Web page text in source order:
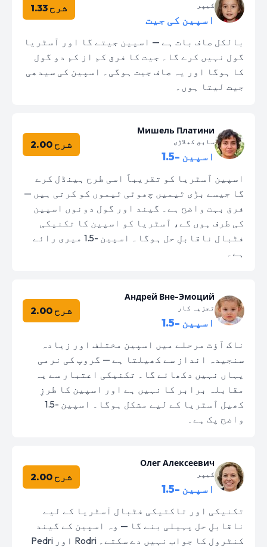
کیپر
اسپین کی جیت
شرح 1.33
بالکل صاف بات ہے — اسپین جیتے گا اور آسٹریا
گول نہیں کرے گا۔ جیت کا فرق کم از کم دو گول
کا ہوگا اور یہ صاف جیت ہوگی۔ اسپین کی سیدھی
جیت لیتا ہوں۔
Мишель Платини
سابق کھلاڑی
اسپین -1.5
شرح 2.00
اسپین آسٹریا کو تقریباً اسی طرح ہینڈل کرے
گا جیسے بڑی ٹیمیں چھوٹی ٹیموں کو کرتی ہیں —
فرق بہت واضح ہے۔ گیند اور گول دونوں اسپین
کی طرف ہوں گے، آسٹریا کو اسپین کا تکنیکی
فٹبال ناقابلِ حل ہوگا۔ اسپین -1.5 میری رائے
ہے۔
Андрей Вне-Эмоций
تجزیہ کار
اسپین -1.5
شرح 2.00
ناک آؤٹ مرحلے میں اسپین مختلف اور زیادہ
سنجیدہ انداز سے کھیلتا ہے — گروپ کی نرمی
یہاں نہیں دکھائے گا۔ تکنیکی اعتبار سے یہ
مقابلہ برابر کا نہیں ہے اور اسپین کا طرزِ
کھیل آسٹریا کے لیے مشکل ہوگا۔ اسپین -1.5
واضح پک ہے۔
Олег Алексеевич
کیپر
اسپین -1.5
شرح 2.00
تکنیکی اور تاکتیکی فٹبال آسٹریا کے لیے
ناقابلِ حل پہیلی بنے گا — وہ اسپین کے گیند
کنٹرول کا جواب نہیں دے سکتے۔ Rodri اور Pedri